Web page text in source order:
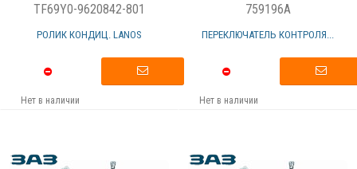
TF69Y0-9620842-801
РОЛИК КОНДИЦ. LANOS
Нет в наличии
759196A
ПЕРЕКЛЮЧАТЕЛЬ КОНТРОЛЯ...
Нет в наличии